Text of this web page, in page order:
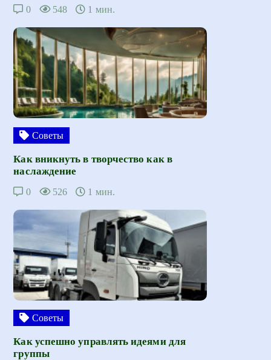
0 548 1 мин.
Советы
Как вникнуть в творчество как в
наслаждение
0 526 1 мин.
Советы
Как успешно управлять идеями для
группы